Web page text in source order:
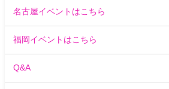
名古屋イベントはこちら
福岡イベントはこちら
Q&A